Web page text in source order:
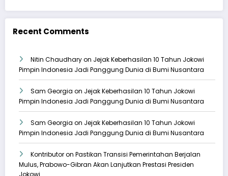
Recent Comments
Nitin Chaudharyon Jejak Keberhasilan 10 Tahun Jokowi
Pimpin Indonesia Jadi Panggung Dunia di Bumi Nusantara
Sam Georgia on Jejak Keberhasilan 10 Tahun Jokowi
Pimpin Indonesia Jadi Panggung Dunia di Bumi Nusantara
Sam Georgia on Jejak Keberhasilan 10 Tahun Jokowi
Pimpin Indonesia Jadi Panggung Dunia di Bumi Nusantara
Kontributoron Pastikan Transisi Pemerintahan Berjalan
Mulus, Prabowo-Gibran Akan Lanjutkan Prestasi Presiden
Jokowi